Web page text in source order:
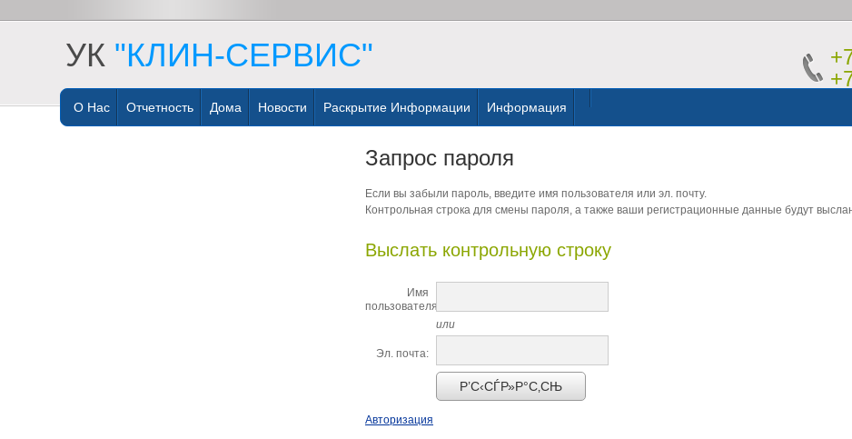
УК "КЛИН-СЕРВИС"
О Нас Отчетность Дома Новости Раскрытие Информации Информация
Запрос пароля
Если вы забыли пароль, введите имя пользователя или эл. почту.
Контрольная строка для смены пароля, а также ваши регистрационные данные будут
Выслать контрольную строку
Имя
пользователя:
или
Эл. почта:
Р’С‹СЃР»Р°С‚СЊ
Авторизация